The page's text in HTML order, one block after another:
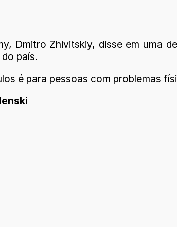
Dmitro Zhivitskiy, disse em uma
país.
é para pessoas com problemas